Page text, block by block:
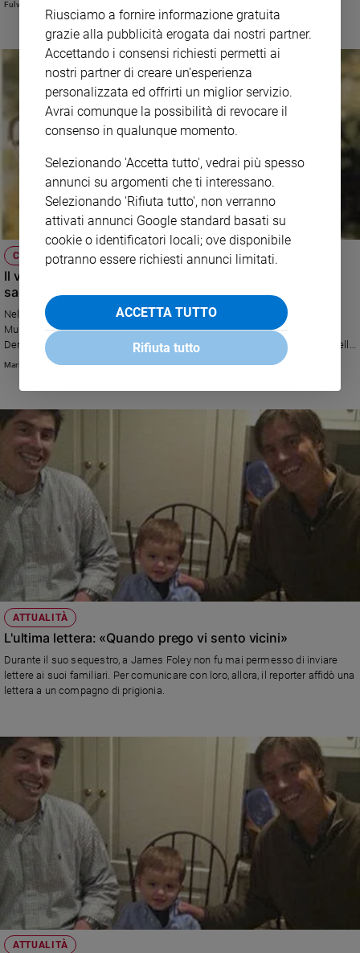
Fulvio Scaglione
CHRISTOPHE MUNZIHIRWA
Il vescovo martire che amava i poveri e denunciava i
saccheggi del Congo
Nel giugno scorso è stata aperta la causa di beatificazione di Christophe
Munzihirwa, arcivescovo di Bukavu, capoluogo del Sud Kivu (Repubblica
Democratica del Congo), di cui nei giorni scorsi è ricorso l’anniversario della
morte (è stato assassinato il 29 ottobre 1996). Per lui non ci sarà bisogno,
dimostrare che sia morto da martire. Non sarà difficile. Il padre gesuita era
Marina Piccone
ATTUALITÀ
L'ultima lettera: «Quando prego vi sento vicini»
Durante il suo sequestro, a James Foley non fu mai permesso di inviare
lettere ai suoi familiari. Per comunicare con loro, allora, il reporter affidò una
lettera a un compagno di prigionia.
ATTUALITÀ
Riusciamo a fornire informazione gratuita
grazie alla pubblicità erogata dai nostri partner.
Accettando i consensi richiesti permetti ai
nostri partner di creare un'esperienza
personalizzata ed offrirti un miglior servizio.
Avrai comunque la possibilità di revocare il
consenso in qualunque momento.
Selezionando 'Accetta tutto', vedrai più spesso
annunci su argomenti che ti interessano.
Selezionando 'Rifiuta tutto', non verranno
attivati annunci Google standard basati su
cookie o identificatori locali; ove disponibile
potranno essere richiesti annunci limitati.
ACCETTA TUTTO
Rifiuta tutto